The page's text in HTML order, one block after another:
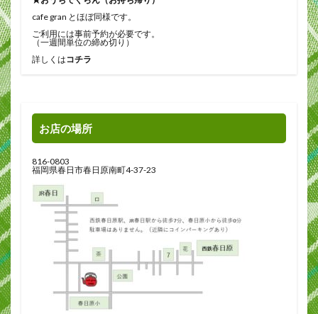
cafe gran とほぼ同様です。
ご利用には事前予約が必要です。
（一週間単位の締め切り）
詳しくはコチラ
お店の場所
816-0803
福岡県春日市春日原南町4-37-23